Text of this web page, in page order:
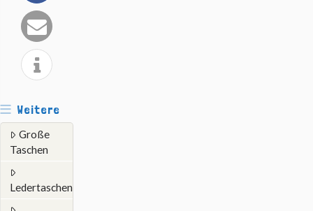
Weitere
Große
Taschen
Ledertaschen